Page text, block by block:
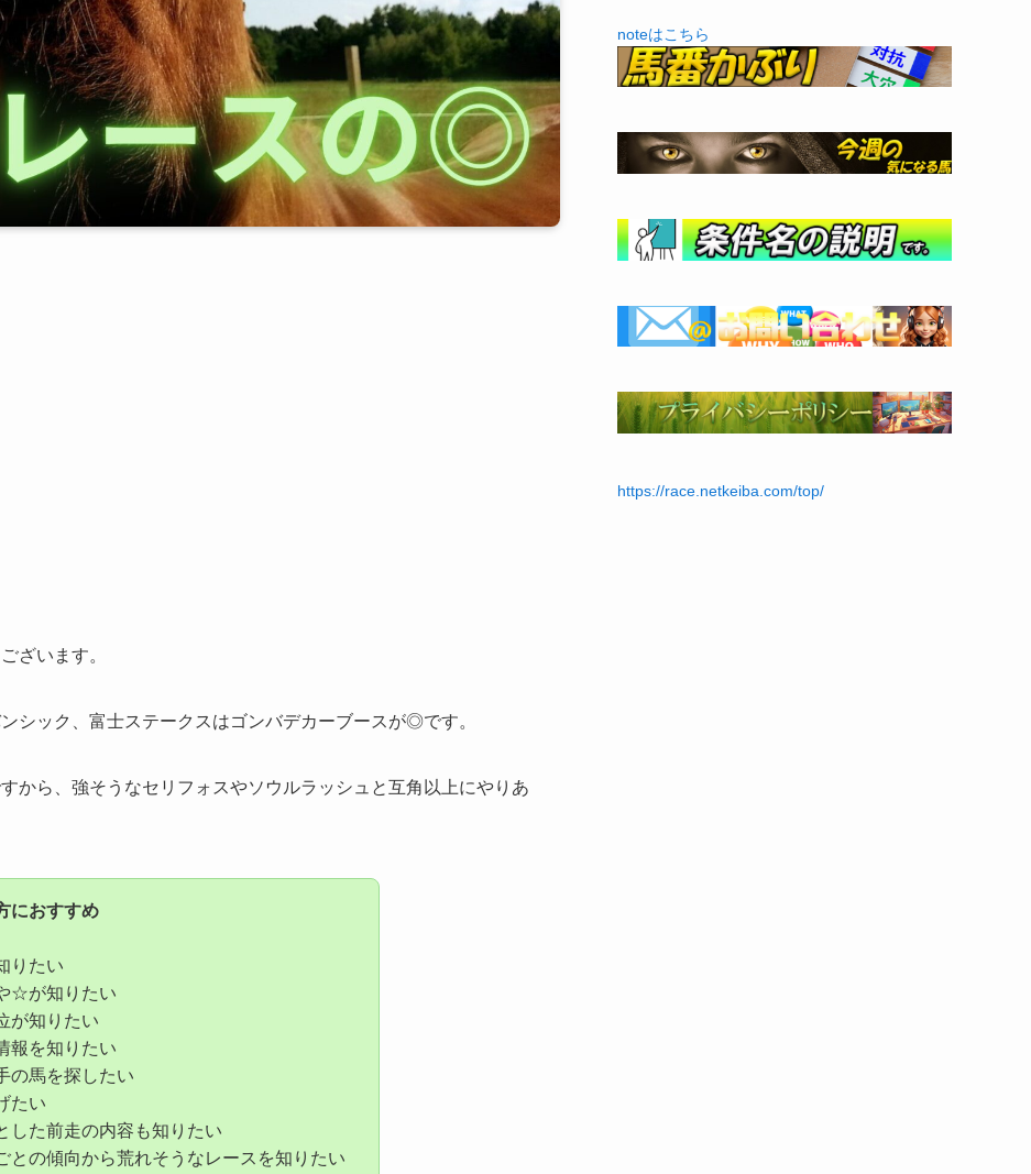
ざいます。
シック、富士ステークスはゴンバデカーブースが◎です。
から、強そうなセリフォスやソウルラッシュと互角以上にやりあ
におすすめ
りたい
☆が知りたい
が知りたい
報を知りたい
の馬を探したい
たい
した前走の内容も知りたい
との傾向から荒れそうなレースを知りたい
noteはこちら
https://race.netkeiba.com/top/